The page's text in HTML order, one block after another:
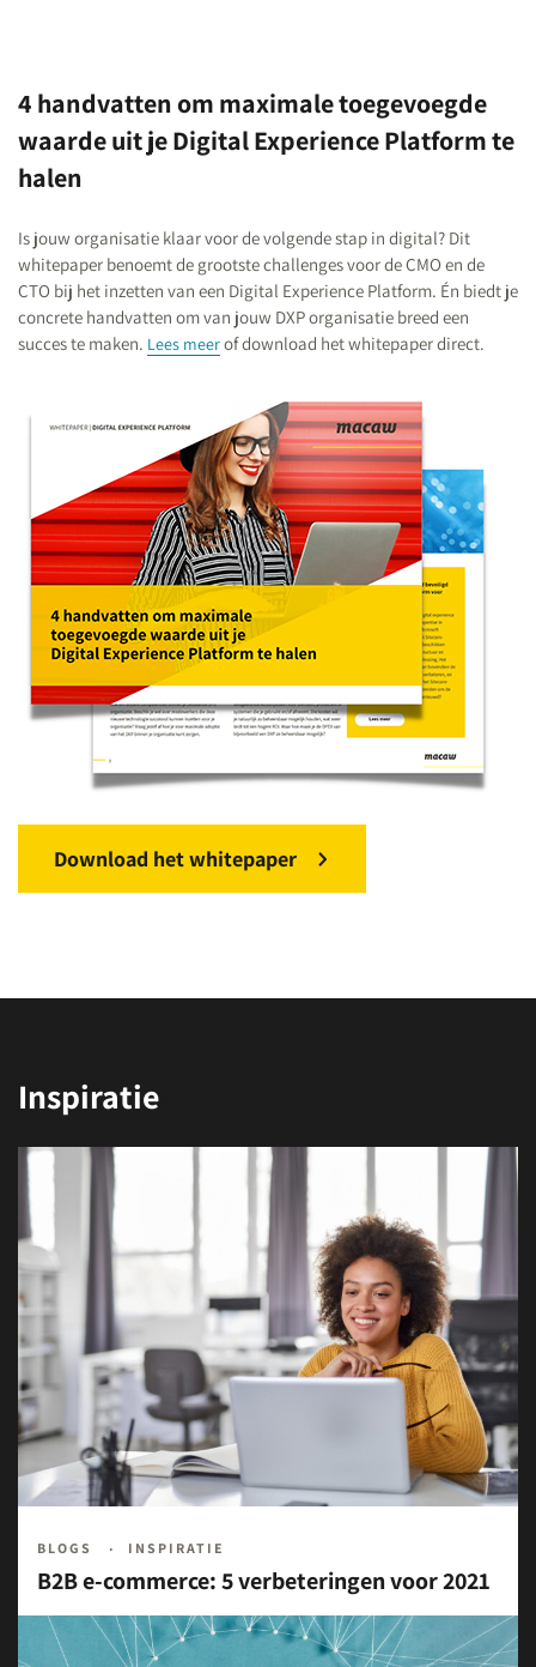
4 handvatten om maximale toegevoegde
waarde uit je Digital Experience Platform te
halen
Is jouw organisatie klaar voor de volgende stap in digital? Dit
whitepaper benoemt de grootste challenges voor de CMO en de
CTO bij het inzetten van een Digital Experience Platform. Én biedt je
concrete handvatten om van jouw DXP organisatie breed een
succes te maken. Lees meerof download het whitepaper direct.
Download het whitepaper
Inspiratie
BLOGS INSPIRATIE
B2B e-commerce: 5 verbeteringen voor 2021